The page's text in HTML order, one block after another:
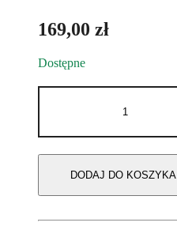
169,00 zł
Dostępne
Kolczyki
DODAJ DO KOSZYKA